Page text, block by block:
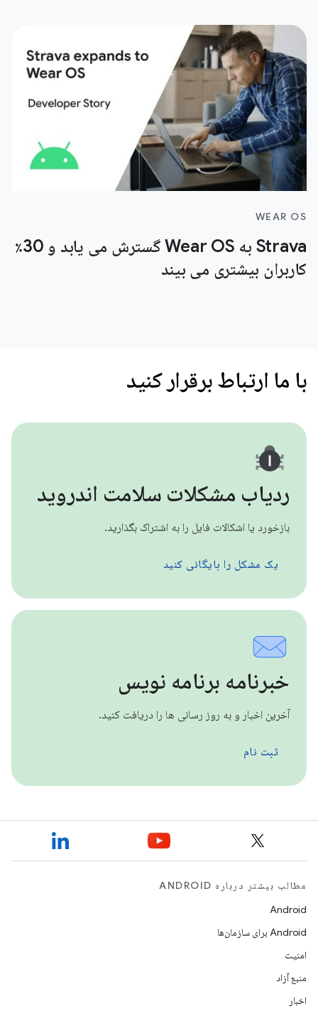
WEAR OS
Strava به Wear OS گسترش می یابد و 30٪
کاربران بیشتری می بیند
با ما ارتباط برقرار کنید
ردیاب مشکلات سلامت اندروید
بازخورد یا اشکالات فایل را به اشتراک بگذارید.
یک مشکل را بایگانی کنید
خبرنامه برنامه نویس
آخرین اخبار و به روز رسانی ها را دریافت کنید.
ثبت نام
مطالب بیشتر درباره ANDROID
Android
Android برای سازمان‌ها
امنیت
منبع آزاد
اخبار